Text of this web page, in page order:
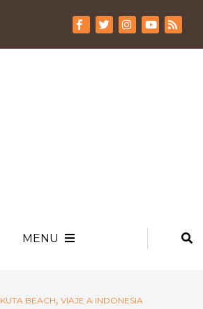
MENU
KUTA BEACH, VIAJE A INDONESIA